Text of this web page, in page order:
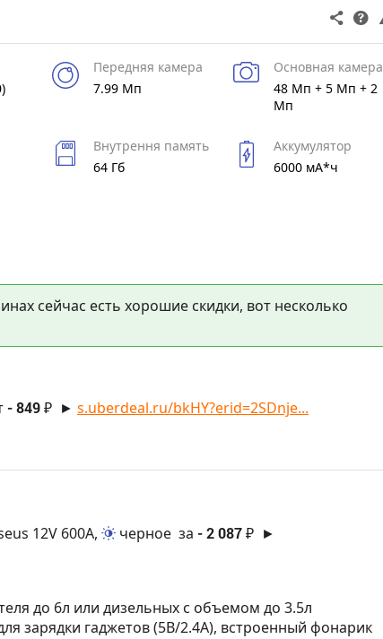
Передняя камера
7.99 Мп
Основная камера
48 Мп + 5 Мп + 2
Мп
Внутрення память
64 Гб
Аккумулятор
6000 мА*ч
сейчас есть хорошие скидки, вот несколько
- 849 ₽ ► s.uberdeal.ru/bkHY?erid=2SDnje...
12V 600A,
черное за - 2 087 ₽ ►
до 6л или дизельных с объемом до 3.5л
зарядки гаджетов (5В/2.4А), встроенный фонарик